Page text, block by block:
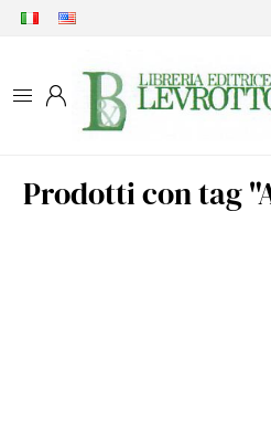
Prodotti con tag